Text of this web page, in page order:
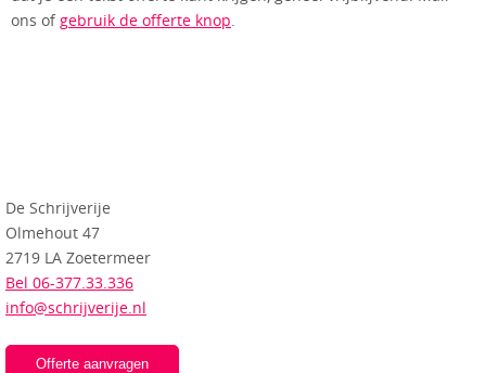
ons ofgebruik de offerte knop
De Schrijverije
Olmehout 47
2719 LA Zoetermeer
Bel 06-377.33.336
info@schrijverije.nl
Offerte aanvragen